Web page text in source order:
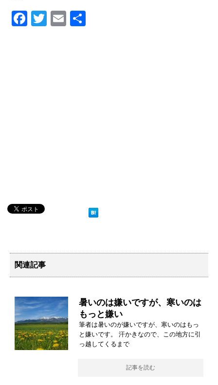
F
T
E
関連記事
暑いのは嫌いですが、寒いのは
もっと嫌い
筆者は暑いのが嫌いですが、寒いのはもっ
と嫌いです。 汗かきなので、この地方に引
っ越してくるまで
記事を読む